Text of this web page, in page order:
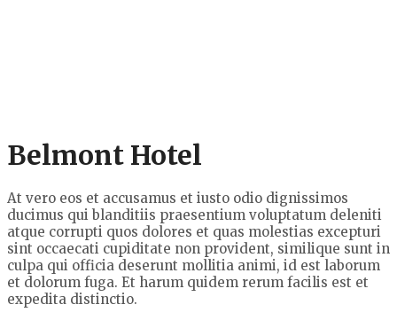
Belmont Hotel
At vero eos et accusamus et iusto odio dignissimos
ducimus qui blanditiis praesentium voluptatum deleniti
atque corrupti quos dolores et quas molestias excepturi
sint occaecati cupiditate non provident, similique sunt in
culpa qui officia deserunt mollitia animi, id est laborum
et dolorum fuga. Et harum quidem rerum facilis est et
expedita distinctio.